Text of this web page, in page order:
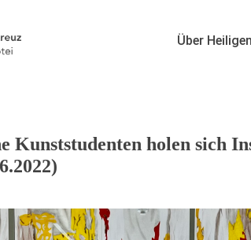
Über
Kunststudenten holen sich